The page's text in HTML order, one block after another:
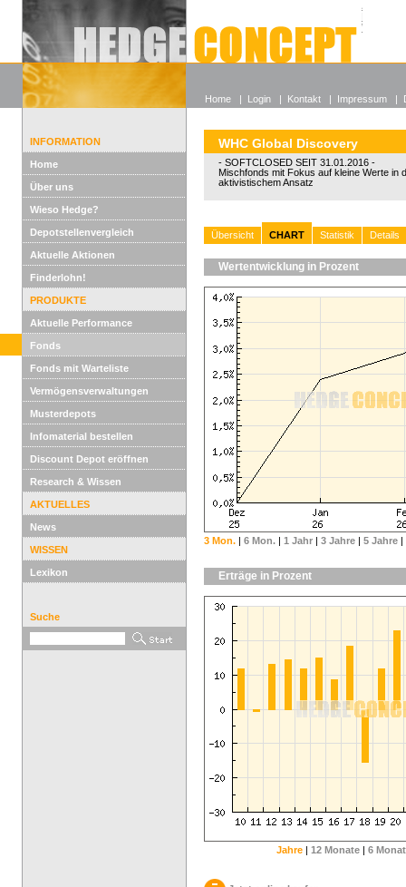
Alle
Wieso
INFORMATION
Home
Über uns
Wieso Hedge?
Depotstellenvergleich
Aktuelle Aktionen
Finderlohn!
PRODUKTE
Aktuelle Performance
Fonds
Fonds mit Warteliste
Vermögensverwaltungen
Musterdepots
Infomaterial bestellen
Discount Depot eröffnen
Research & Wissen
AKTUELLES
News
WISSEN
Lexikon
Suche
WHC Global Discovery
- SOFTCLOSED SEIT 31.01.2016 -
Mischfonds mit Fokus auf kleine Werte in
aktivistischem Ansatz
Übersicht CHART Statistik Details
Wertentwicklung in Prozent
3 Mon. | 6 Mon. | 1 Jahr | 3 Jahre | 5 Jahre |
Erträge in Prozent
Jahre | 12 Monate | 6
Home | Login | Kontakt | Impressum |